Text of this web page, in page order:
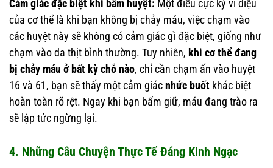
Cảm giác đặc biệt khi bấm huyệt: Một điều cực kỳ vi diệu
của cơ thể là khi bạn không bị chảy máu, việc chạm vào
các huyệt này sẽ không có cảm giác gì đặc biệt, giống như
chạm vào da thịt bình thường. Tuy nhiên, khi cơ thể đang
bị chảy máu ở bất kỳ chỗ nào, chỉ cần chạm ấn vào huyệt
16 và 61, bạn sẽ thấy một cảm giácnhức buốt khác biệt
hoàn toàn rõ rệt. Ngay khi bạn bấm giữ, máu đang trào ra
sẽ lập tức ngừng lại.
4. Những Câu Chuyện Thực Tế Đáng Kinh Ngạc